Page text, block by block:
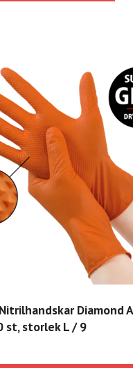
Diamond
st, storlek L / 9